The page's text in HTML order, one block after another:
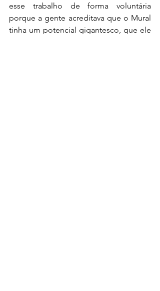
esse trabalho de forma voluntária
porque a gente acreditava que o Mural
tinha um potencial gigantesco, que ele